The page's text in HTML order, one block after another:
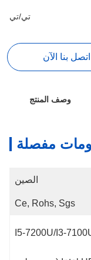
تي/تي
اتصل بنا الآن
وصف المنتج
مفصلة
الصين
Ce, Rohs, Sgs